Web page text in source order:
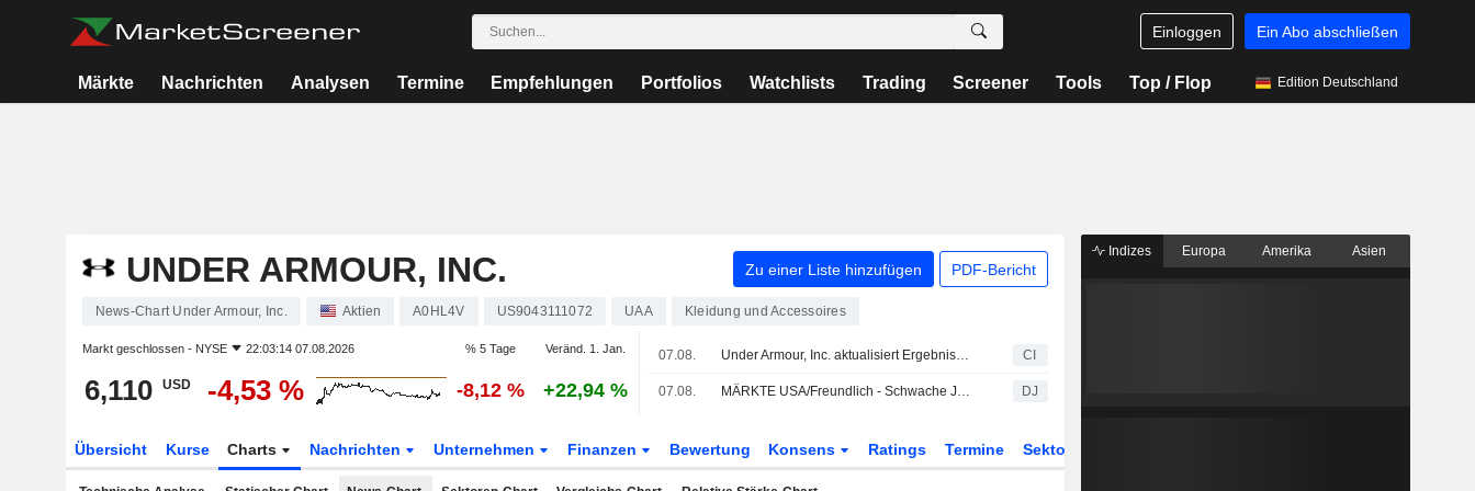
Einloggen Ein Abo abschließen
Märkte Nachrichten Analysen Termine Empfehlungen Portfolios Watchlists Trading Screener Tools Top / Flop Edition Deutschland
UNDER ARMOUR, INC. Zu einer Liste hinzufügen PDF-Bericht
News-Chart Under Armour, Inc. Aktien A0HL4V US9043111072 UAA Kleidung und Accessoires
Markt geschlossen - NYSE 22:03:14 07.08.2026 % 5 Tage Veränd. 1. Jan.
6,110 USD -4,53 % -8,12 % +22,94 %
07.08. Under Armour, Inc. aktualisiert Ergebnisprognose für die drei Monate bis zum 30. September 2026 und das Geschäftsjahr bis zum 31. März 2027 CI
07.08. MÄRKTE USA/Freundlich - Schwache Jobdaten lindern Zinsängste DJ
Übersicht Kurse Charts Nachrichten Unternehmen Finanzen Bewertung Konsens Ratings Termine Sektor
Indizes Europa Amerika Asien